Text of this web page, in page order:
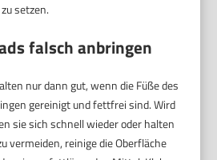
setzen.
falsch anbringen
nur dann gut, wenn die Füße des
gereinigt und fettfrei sind. Wird
sie sich schnell wieder oder halten
vermeiden, reinige die Oberfläche